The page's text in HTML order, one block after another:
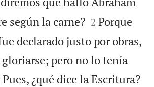
según la carne?
2 Porque
declarado justo por obras,
pero no lo tenía
Pues, ¿qué dice la Escritura?